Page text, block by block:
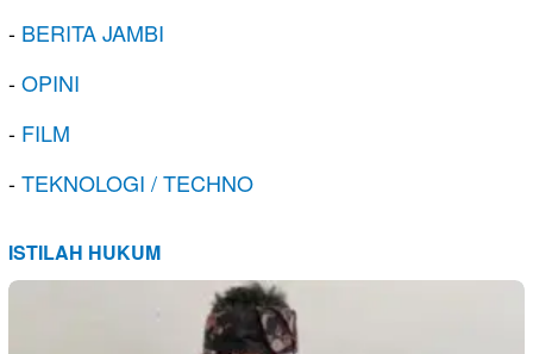
- BERITA JAMBI
-OPINI
- FILM
-TEKNOLOGI / TECHNO
ISTILAH HUKUM